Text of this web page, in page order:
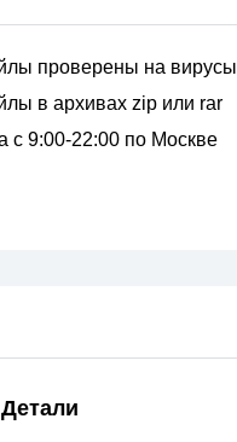
проверены на вирусы
в архивах zip или rar
с 9:00-22:00 по Москве
Детали